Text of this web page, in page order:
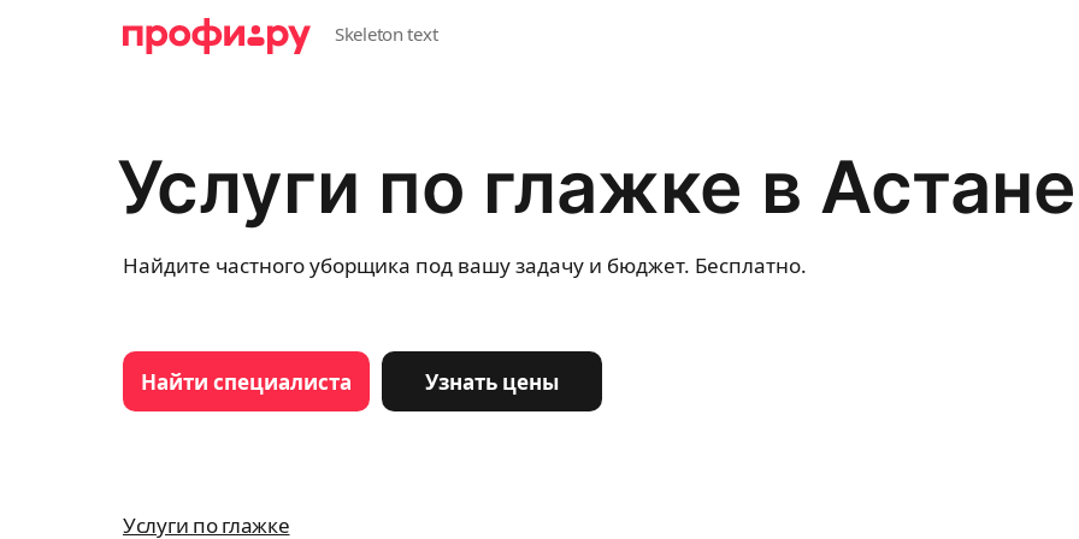
Услуги по глажке в Астане
Найдите частного уборщика под вашу задачу и бюджет. Бесплатно.
Найти специалиста Узнать цены
Услуги по глажке